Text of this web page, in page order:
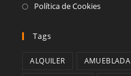
Política de Cookies
Tags
ALQUILER AMUEBLADA